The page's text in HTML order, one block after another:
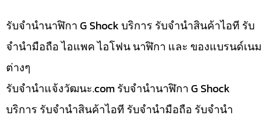
รับจำนำนาฬิกา G Shock บริการ รับจำนำสินค้าไอที รับ
จำนำมือถือ ไอแพค ไอโฟน นาฬิกา และ ของแบรนด์เนม
ต่างๆ
รับจํานําแจ้งวัฒนะ.com รับจำนำนาฬิกา G Shock
บริการ รับจำนำสินค้าไอที รับจำนำมือถือ รับจำนำ